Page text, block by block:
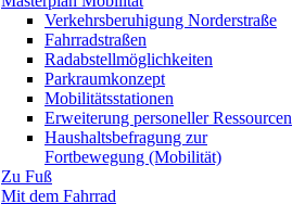
Verkehrsberuhigung Norderstraße
Fahrradstraßen
Radabstellmöglichkeiten
Parkraumkonzept
Mobilitätsstationen
Erweiterung personeller Ressourcen
Haushaltsbefragung zur
Fortbewegung (Mobilität)
Zu Fuß
Mit dem Fahrrad